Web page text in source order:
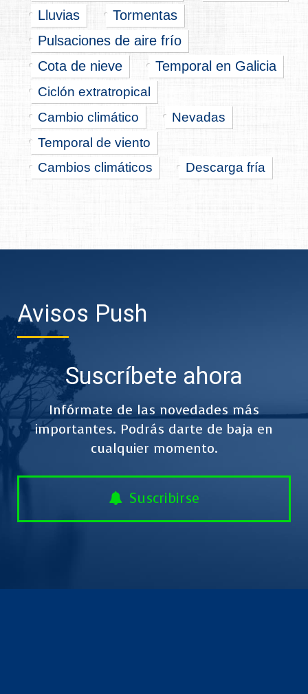
Lluvias
Tormentas
Pulsaciones de aire frío
Cota de nieve
Temporal en Galicia
Ciclón extratropical
Cambio climático
Nevadas
Temporal de viento
Cambios climáticos Descarga fría
Avisos Push
Suscríbete ahora
Infórmate de las novedades más
importantes. Podrás darte de baja en
cualquier momento.
Suscribirse